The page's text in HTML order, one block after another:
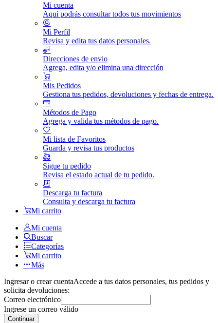
Mi cuenta
Aquí podrás consultar todos tus movimientos
Mi Perfil
Revisa y edita tus datos personales.
Direcciones de envio
Agrega, edita y/o elimina una dirección
Mis Pedidos
Gestiona tus pedidos, devoluciones y fechas de entrega.
Métodos de Pago
Agrega y valida tus métodos de pago.
Mi lista de Favoritos
Guarda y revisa tus productos
Sigue tu pedido
Revisa el estado actual de tu pedido.
Descarga tu factura
Consulta y descarga tu factura
Mi carrito
Mi cuenta
Buscar
Categorías
Mi carrito
Más
Ingresar o crear cuentaAccede a tus datos personales, tus pedidos y
solicita devoluciones:
Correo electrónico
Ingrese un correo válido
Continuar